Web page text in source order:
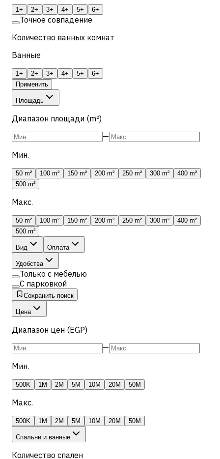
1+ 2+ 3+ 4+ 5+ 6+
Точное совпадение
Количество ванных комнат
Ванные
1+ 2+ 3+ 4+ 5+
6+
Применить
Площадь
Диапазон площади (m²)
—
Мин.
50 m² 100 m² 150 m² 200 m² 250 m² 300 m²
400 m²
500 m²
Макс.
50 m² 100 m² 150 m² 200 m² 250 m² 300 m²
400 m²
500 m²
Вид Оплата
Удобства
Только с мебелью
С парковкой
Сохранить поиск
Цена
Диапазон цен (EGP)
—
Мин.
500K 1M 2M 5M 10M 20M 50M
Макс.
500K 1M 2M 5M 10M 20M 50M
Спальни и ванные
Количество спален